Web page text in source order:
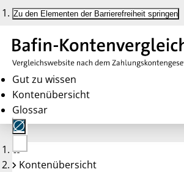
Zu den Elementen der Barrierefreiheit springen
Gut zu wissen
Kontenübersicht
Glossar
Keine
Konten
Kontenübersicht